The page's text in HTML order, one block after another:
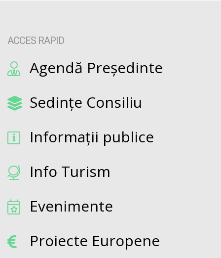
ACCES RAPID
Agendă Președinte
Sedințe Consiliu
Informații publice
Info Turism
Evenimente
Proiecte Europene